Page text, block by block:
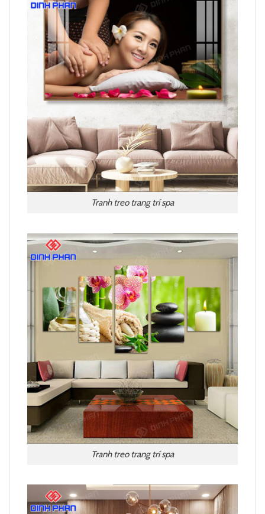
Tranh treo trang trí spa
Tranh treo trang trí spa